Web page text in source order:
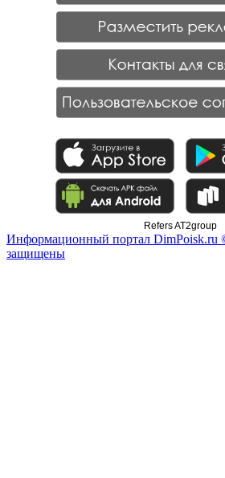
Refers AT2group
Информационный портал DimPoisk.ru
защищены